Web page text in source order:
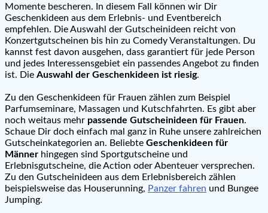
Momente bescheren. In diesem Fall können wir Dir
Geschenkideen aus dem Erlebnis- und Eventbereich
empfehlen. Die Auswahl der Gutscheinideen reicht von
Konzertgutscheinen bis hin zu Comedy Veranstaltungen. Du
kannst fest davon ausgehen, dass garantiert für jede Person
und jedes Interessensgebiet ein passendes Angebot zu finden
ist. Die Auswahl der Geschenkideen ist riesig.
Zu den Geschenkideen für Frauen zählen zum Beispiel
Parfumseminare, Massagen und Kutschfahrten. Es gibt aber
noch weitaus mehr passende Gutscheinideen für Frauen.
Schaue Dir doch einfach mal ganz in Ruhe unsere zahlreichen
Gutscheinkategorien an. Beliebte Geschenkideen für
Männer hingegen sind Sportgutscheine und
Erlebnisgutscheine, die Action oder Abenteuer versprechen.
Zu den Gutscheinideen aus dem Erlebnisbereich zählen
beispielsweise das Houserunning, Panzer fahren und Bungee
Jumping.